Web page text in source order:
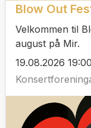
Blow Out
Velkommen til
august på Mir.
19.08.2026